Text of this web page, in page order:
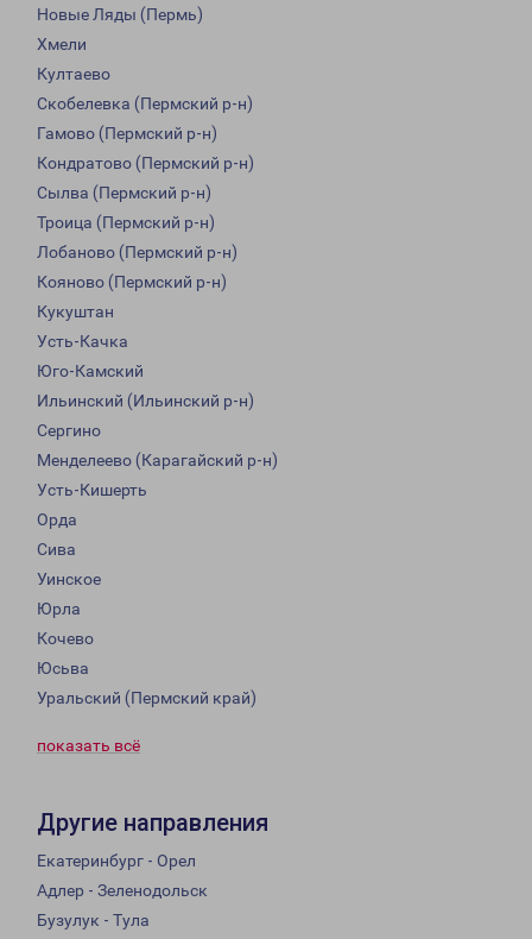
Новые Ляды (Пермь)
Хмели
Култаево
Скобелевка (Пермский р-н)
Гамово (Пермский р-н)
Кондратово (Пермский р-н)
Сылва (Пермский р-н)
Троица (Пермский р-н)
Лобаново (Пермский р-н)
Кояново (Пермский р-н)
Кукуштан
Усть-Качка
Юго-Камский
Ильинский (Ильинский р-н)
Сергино
Менделеево (Карагайский р-н)
Усть-Кишерть
Орда
Сива
Уинское
Юрла
Кочево
Юсьва
Уральский (Пермский край)
показать всё
Другие направления
Екатеринбург - Орел
Адлер - Зеленодольск
Бузулук - Тула